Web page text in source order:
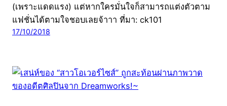
(เพราะแดดแรง) แต่หากใครมั่นใจก็สามารถแต่งตัวตาม
แฟชั่นได้ตามใจชอบเลยจ้าาา ที่มา: ck101
17/10/2018